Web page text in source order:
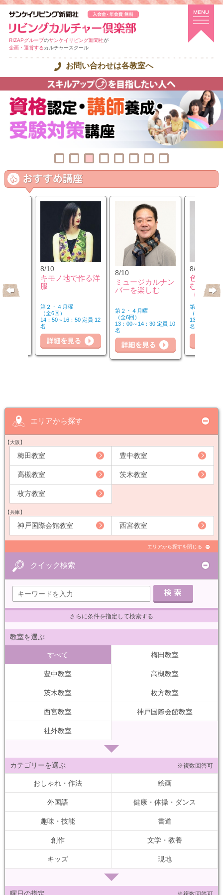
RIZAPグループのサンケイリビング新聞社が
企画・運営するカルチャースクール
お問い合わせは各教室へ
＆リ
8/10
キモノ地で作る洋
服
第２・４月曜
（全6回）
14：50～16：50 定員 12
名
8/10
ミュージカルナン
バーを楽しむ
第２・４月曜
（全6回）
13：00～14：30 定員 10
名
8/12
色のチカ
むカラー
（第2水
第２水曜
（全3回）
13：00～14
名
詳細を見る 詳細を見る
エリアから探す
【大阪】
梅田教室 豊中教室
高槻教室 茨木教室
枚方教室
【兵庫】
神戸国際会館教室 西宮教室
エリアから探すを閉じる
クイック検索
さらに条件を指定して検索する
教室を選ぶ
すべて 梅田教室
豊中教室 高槻教室
茨木教室 枚方教室
西宮教室 神戸国際会館教室
社外教室
カテゴリーを選ぶ ※複数回答可
おしゃれ・作法 絵画
外国語 健康・体操・ダンス
趣味・技能 書道
創作 文学・教養
キッズ 現地
曜日の指定